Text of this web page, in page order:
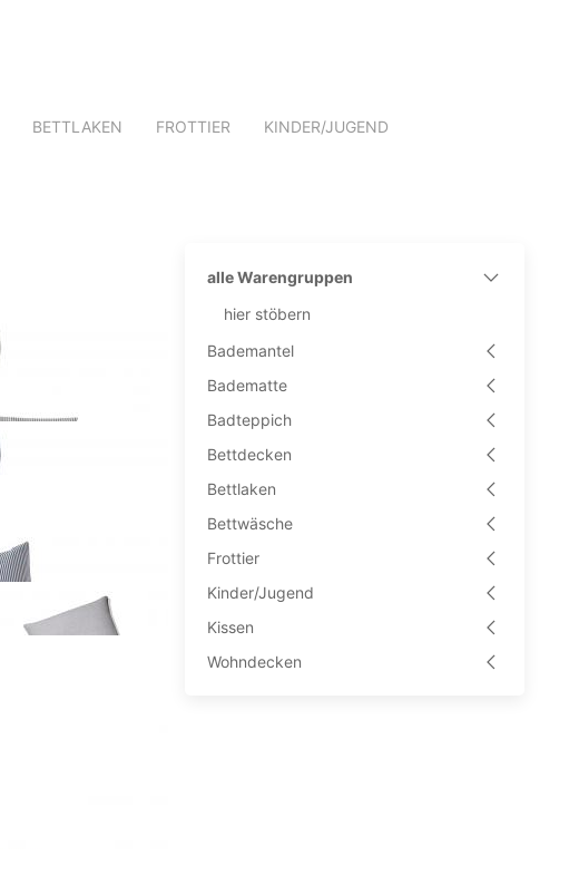
BETTLAKEN FROTTIER KINDER/JUGEND
alle Warengruppen
hier stöbern
Bademantel
Badematte
Badteppich
Bettdecken
Bettlaken
Bettwäsche
Frottier
Kinder/Jugend
Kissen
Wohndecken